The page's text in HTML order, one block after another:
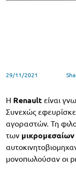
29/11/2021
Η Renault είναι
Συνεχώς
αγοραστών. Τη
των μικρομεσαίων
μονοπωλούσαν οι